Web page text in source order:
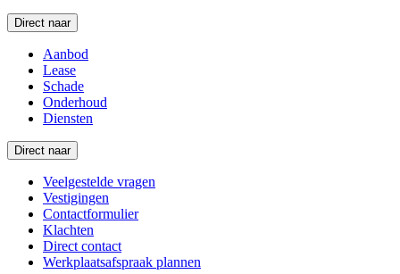
Direct naar
Aanbod
Lease
Schade
Onderhoud
Diensten
Direct naar
Veelgestelde vragen
Vestigingen
Contactformulier
Klachten
Direct contact
Werkplaatsafspraak plannen